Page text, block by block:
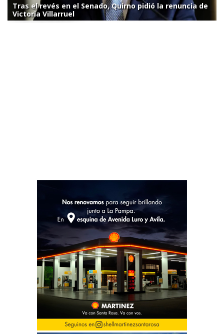
Tras el revés en el Senado, Quirno pidió la renuncia de
Victoria Villarruel